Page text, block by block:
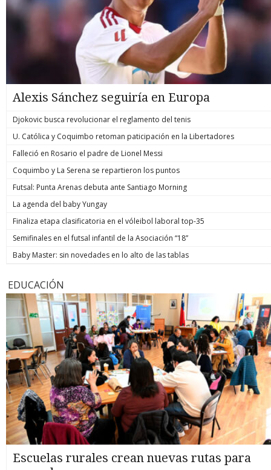
Alexis Sánchez seguiría en Europa
Djokovic busca revolucionar el reglamento del tenis
U. Católica y Coquimbo retoman paticipación en la Libertadores
Falleció en Rosario el padre de Lionel Messi
Coquimbo y La Serena se repartieron los puntos
Futsal: Punta Arenas debuta ante Santiago Morning
La agenda del baby Yungay
Finaliza etapa clasificatoria en el vóleibol laboral top-35
Semifinales en el futsal infantil de la Asociación “18”
Baby Master: sin novedades en lo alto de las tablas
EDUCACIÓN
Escuelas rurales crean nuevas rutas para